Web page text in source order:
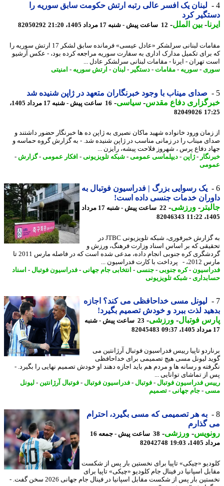
لبنان یک افسر عالی رتبه ارتش حکومت سابق سوریه را
کرد
-بین الملل-12 ساعت پیش - شنبه 17 مرداد 1405، 21:20 82050292
مقامات لبنانی سرلشکر «عادل عیسی» فرمانده سابق لشکر 17 ارتش سوریه را
تکمیل مدارک اداری به سفارت سوریه مراجعه کرده بود، - عکس آرشیو
تهران - ایرنا - مقامات لبنانی سرلشکر عادل ...
- سوریه- مقامات-دستگیر-لبنان-ارتش سوریه- امنیتی
صدای میناب با وجود خبرنگاران متعهد در ژاپن شنیده شد
دفاع مقدس-سیاسی-
16 ساعت پیش - شنبه 17 مرداد 1405،
82049026
ورود خانواده شهید ماکان نصیری به ژاپن ده ها خبرنگار حضور داشتند و
میناب را در زمانی مناسب در ژاپن شنیده شد. - به گزارش گروه حماسه و
دفاع پرس ، شهروز فلاحت پیشه، رایزن ...
-ژاپن- دیپلماسی عمومی-شبکه تلویزیونی-افکار عمومی-گزارش -
یک رسوایی بزرگ | فدراسیون فوتبال به
خدمات جنسی داده است!
-ورزشی-
22 ساعت پیش - شنبه 17 مرداد
82046343
به گزارش خبرفوری، شبکه تلویزیونی JTBC در
که بر اساس اسناد وزارت فرهنگ، ورزش و
گردشگری کره جنوبی انجام داده، مدعی شده است که در فاصله مارس 2011 تا
با کارت فدراسیون ...
-کره جنوبی-جنسی-انتخابی جام جهانی-فدراسیون فوتبال-اسناد
- شبکه تلویزیونی
لیونل مسی خداحافظی می کند؟ اجازه
لذت ببرد و خودش تصمیم بگیرد!
فوتبال-ورزشی-
23 ساعت پیش - شنبه
82045483
تاپیا رییس فدراسیون فوتبال آرژانتین می
لیونل مسی هیچ تصمیمی برای خداحافظی
و رسانه ها و مردم هم باید اجازه دهند او خودش تصمیم نهایی را بگیرد. -
تماشای توانایی ...
فدراسیون فوتبال-فوتبال-فدراسیون فوتبال-فوتبال آرژانتین -لیونل
-جام جهانی-تصمیم
به هر تصمیمی که مسی بگیرد، احترام
گذارم
-ورزشی-
38 ساعت پیش - جمعه 16
19:03
82042748
«چیکی» تاپیا برای نخستین بار پس از شکست
اسپانیا در فینال جام کلودیو «چیکی» تاپیا برای
نخستین بار پس از شکست مقابل اسپانیا در فینال جام جهانی 2026 سخن گفت. -